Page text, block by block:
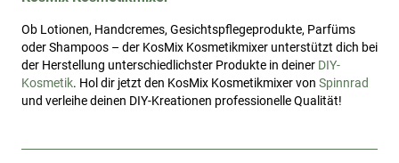
Ob Lotionen, Handcremes, Gesichtspflegeprodukte, Parfüms
oder Shampoos – der KosMix Kosmetikmixer unterstützt dich bei
der Herstellung unterschiedlichster Produkte in deiner DIY-
Kosmetik. Hol dir jetzt den KosMix Kosmetikmixer von Spinnrad
und verleihe deinen DIY-Kreationen professionelle Qualität!